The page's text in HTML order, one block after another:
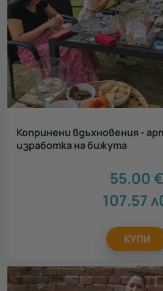
Копринени вдъхновения -
изработка на бижута
55.00 €
107.57
КУПИ